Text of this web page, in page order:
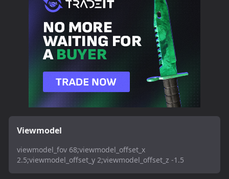
Viewmodel
viewmodel_fov 68;viewmodel_offset_x
2.5;viewmodel_offset_y 2;viewmodel_offset_z -1.5